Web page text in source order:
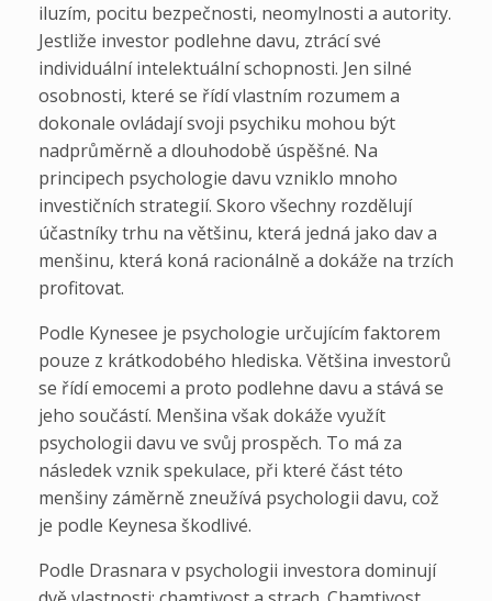
iluzím, pocitu bezpečnosti, neomylnosti a autority.
Jestliže investor podlehne davu, ztrácí své
individuální intelektuální schopnosti. Jen silné
osobnosti, které se řídí vlastním rozumem a
dokonale ovládají svoji psychiku mohou být
nadprůměrně a dlouhodobě úspěšné. Na
principech psychologie davu vzniklo mnoho
investičních strategií. Skoro všechny rozdělují
účastníky trhu na většinu, která jedná jako dav a
menšinu, která koná racionálně a dokáže na trzích
profitovat.
Podle Kynesee je psychologie určujícím faktorem
pouze z krátkodobého hlediska. Většina investorů
se řídí emocemi a proto podlehne davu a stává se
jeho součástí. Menšina však dokáže využít
psychologii davu ve svůj prospěch. To má za
následek vznik spekulace, při které část této
menšiny záměrně zneužívá psychologii davu, což
je podle Keynesa škodlivé.
Podle Drasnara v psychologii investora dominují